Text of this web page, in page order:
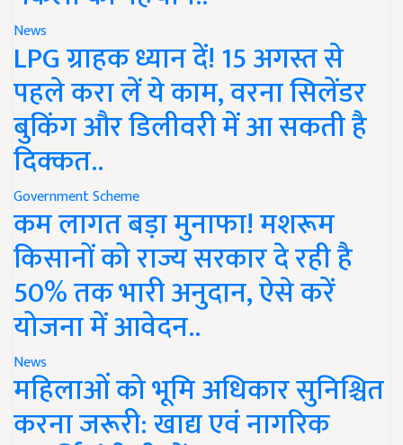
News
LPG ग्राहक ध्यान दें! 15 अगस्त से
पहले करा लें ये काम, वरना सिलेंडर
बुकिंग और डिलीवरी में आ सकती है
दिक्कत..
Government Scheme
कम लागत बड़ा मुनाफा! मशरूम
किसानों को राज्य सरकार दे रही है
50% तक भारी अनुदान, ऐसे करें
योजना में आवेदन..
News
महिलाओं को भूमि अधिकार सुनिश्चित
करना जरूरी: खाद्य एवं नागरिक